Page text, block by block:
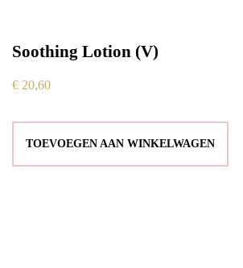
Soothing Lotion (V)
€ 20,60
TOEVOEGEN AAN WINKELWAGEN